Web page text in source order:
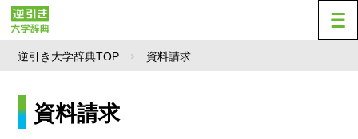
逆引き大学辞典TOP 資料請求
資料請求